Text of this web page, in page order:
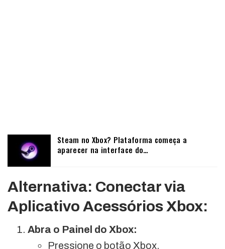
Steam no Xbox? Plataforma começa a
aparecer na interface do…
Alternativa: Conectar via
Aplicativo Acessórios Xbox:
Abra o Painel do Xbox:
Pressione o botão Xbox.